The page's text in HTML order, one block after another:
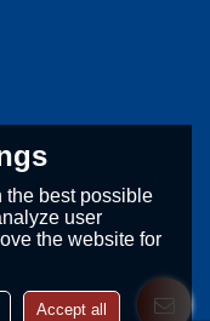
the best possible
user
the website for
Accept all